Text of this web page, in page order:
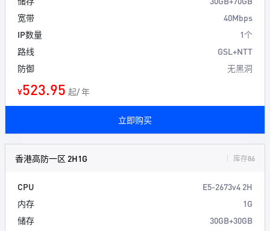
宽带
40Mbps
IP数量
1个
路线
GSL+NTT
防御
无黑洞
¥523.95 起/ 年
立即购买
香港高防一区 2H1G 库存86
CPU
E5-2673v4 2H
内存
1G
储存
30GB+30GB